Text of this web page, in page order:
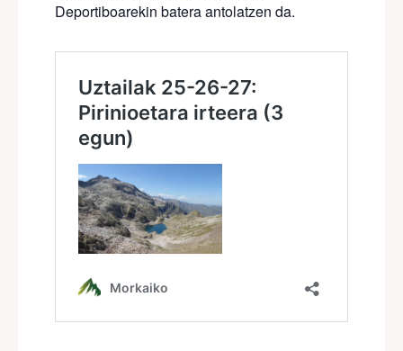
Deportiboarekin batera antolatzen da.